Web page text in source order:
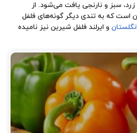
سبز و نارنجی یافت می‌شود. از
است که به تندی دیگر گونه‌های فلفل
انگلستان و ایرلند فلفل شیرین نیز نامیده